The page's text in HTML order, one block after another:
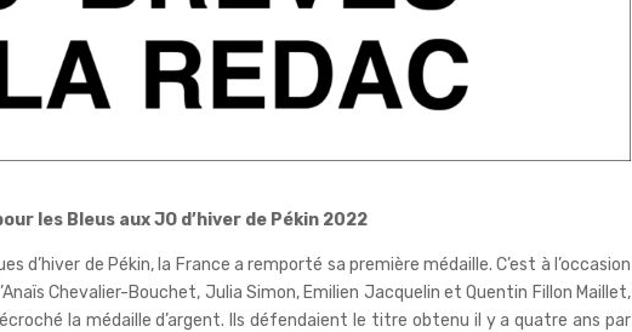
les Bleus aux JO d’hiver de Pékin 2022
d’hiver de Pékin, la France a remporté sa première médaille. C’est à l’occasion
Chevalier-Bouchet, Julia Simon, Emilien Jacquelin et Quentin Fillon Maillet,
la médaille d’argent. Ils défendaient le titre obtenu il y a quatre ans par